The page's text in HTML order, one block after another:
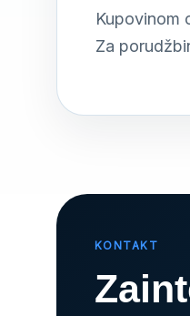
Kupovinom
Za
KONTAKT